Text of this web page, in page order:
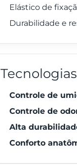
Elástico de
Durabilidade e
Controle de
Controle de
Alta
Conforto